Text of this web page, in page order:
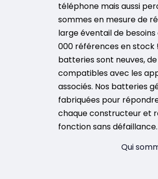
téléphone mais aussi
sommes en mesure de
large éventail de
000 références en stock
batteries sont neuves, de
compatibles avec les
associés. Nos batteries
fabriquées pour
chaque constructeur et
fonction sans défaillance.
Qui